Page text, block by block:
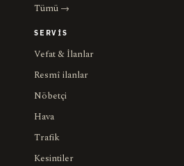
Tümü →
SERVIS
Vefat & İlanlar
Resmî ilanlar
Nöbetçi
Hava
Trafik
Kesintiler